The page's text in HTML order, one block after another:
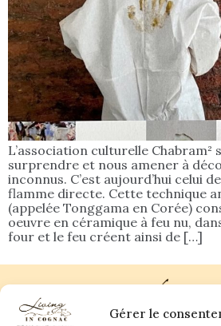
Gérer le
L’association culturelle
surprendre et nous amener à
inconnus. C’est aujourd’hui celui
flamme directe. Cette technique
(appelée Tonggama en Corée)
oeuvre en céramique à feu nu,
four et le feu créent ainsi de […]